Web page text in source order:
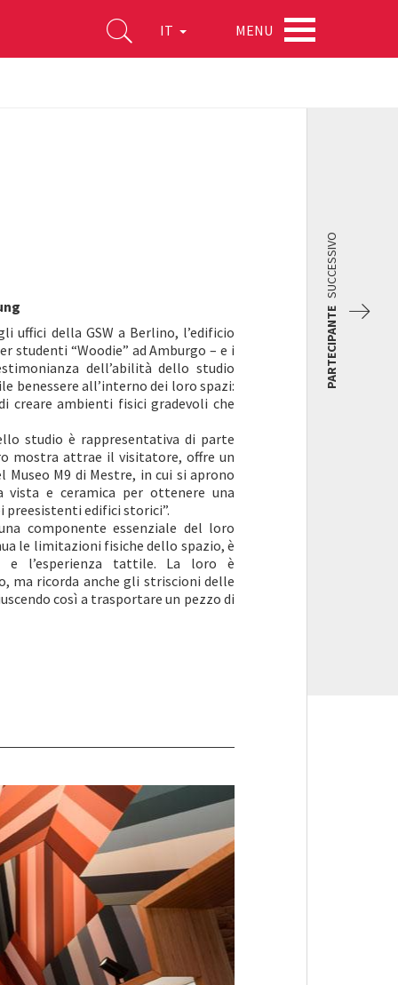
IT MENU
della GSW a Berlino, l’edificio
studenti “Woodie” ad Amburgo – e i
dell’abilità dello studio
benessere all’interno dei loro spazi:
ambienti fisici gradevoli che
studio è rappresentativa di parte
mostra attrae il visitatore, offre un
M9 di Mestre, in cui si aprono
vista e ceramica per ottenere una
edifici storici”.
componente essenziale del loro
le limitazioni fisiche dello spazio, è
e l’esperienza tattile. La loro è
ma ricorda anche gli striscioni delle
così a trasportare un pezzo di
PARTECIPANTE
SUCCESSIVO